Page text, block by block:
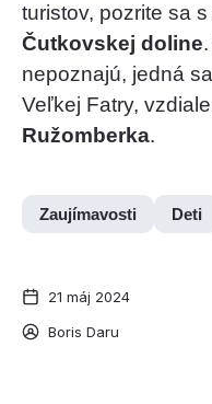
turistov, pozrite sa
Čutkovskej doline
nepoznajú, jedná
Veľkej Fatry,
Ružomberka.
Zaujímavosti Deti
21 máj 2024
Boris Daru